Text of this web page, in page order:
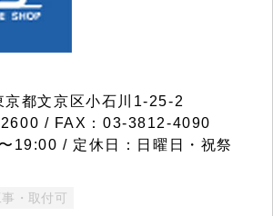
都文京区小石川1-25-2
/ FAX：03-3812-4090
19:00 / 定休日：日曜日・祝祭
事・取付可